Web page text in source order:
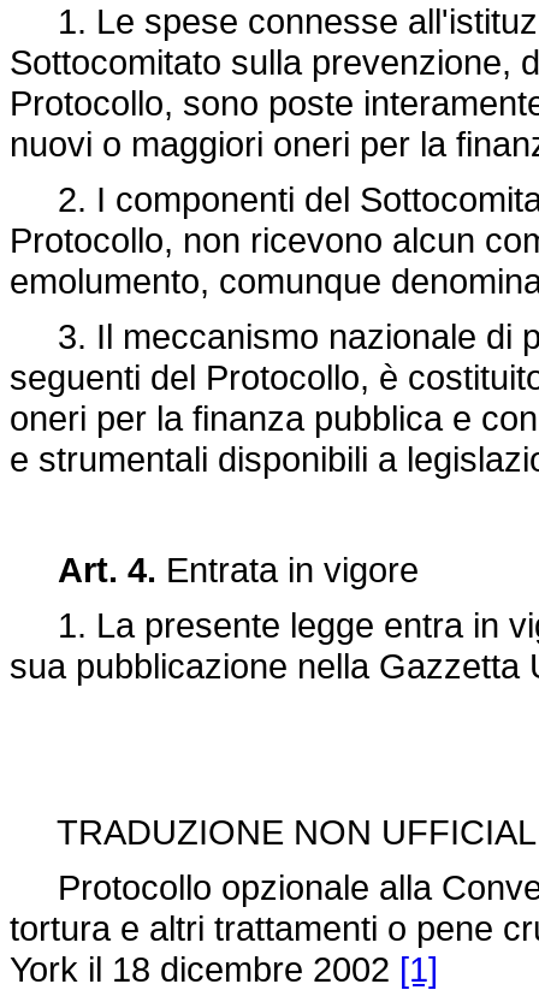
1. Le spese connesse
Sottocomitato sulla prevenzione,
Protocollo, sono poste
nuovi o maggiori oneri per la
2. I componenti del
Protocollo, non ricevono alcun
emolumento, comunque
3. Il meccanismo nazionale di
seguenti del Protocollo, è
oneri per la finanza pubblica e
e strumentali disponibili a
Art. 4. Entrata in vigore
1. La presente legge entra in
sua pubblicazione nella Gazzetta
TRADUZIONE NON
Protocollo opzionale alla
tortura e altri trattamenti o pene
York il 18 dicembre 2002 [1]